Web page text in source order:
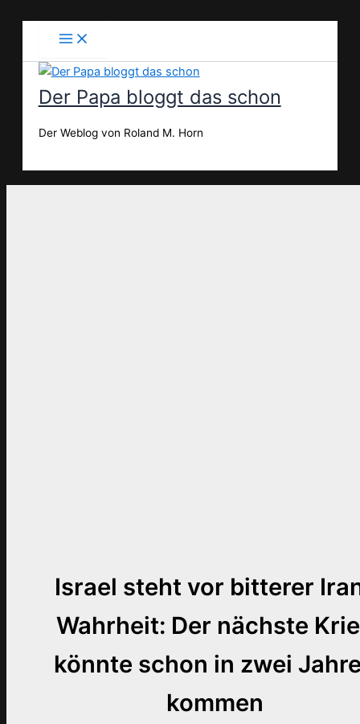
Der Papa bloggt das schon
Der Weblog von Roland M. Horn
Israel steht vor bitterer
Wahrheit: Der nächste
könnte schon in zwei
kommen